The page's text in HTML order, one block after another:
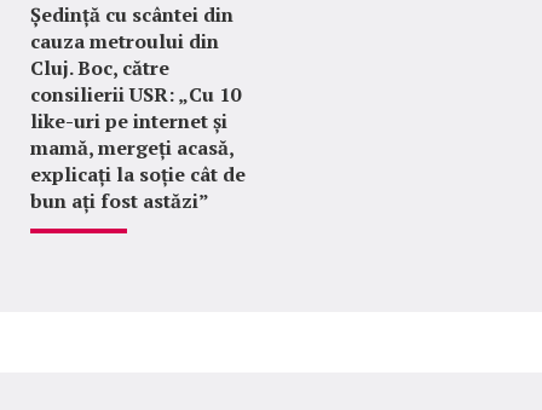
Ședință cu scântei din
cauza metroului din
Cluj. Boc, către
consilierii USR: „Cu 10
like-uri pe internet și
mamă, mergeți acasă,
explicați la soție cât de
bun ați fost astăzi”